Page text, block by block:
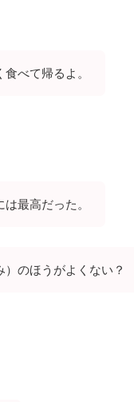
べて帰るよ。
最高だった。
のほうがよくない？